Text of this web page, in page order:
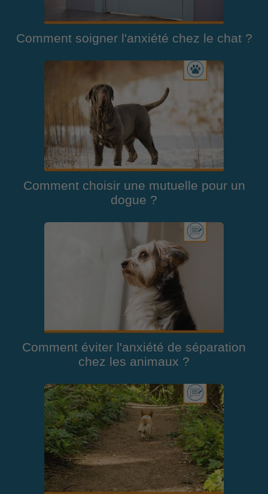
Comment soigner l'anxiété chez le chat ?
Comment choisir une mutuelle pour un
dogue ?
Comment éviter l'anxiété de séparation
chez les animaux ?